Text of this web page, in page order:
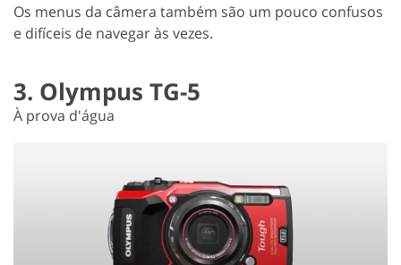
Os menus da câmera também são um pouco confusos
e difíceis de navegar às vezes.
3. Olympus TG-5
À prova d'água